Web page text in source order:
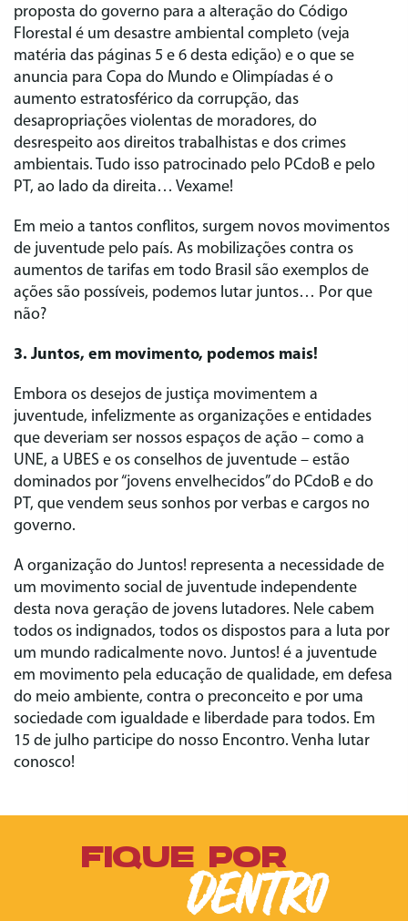
proposta do governo para a alteração do Código
Florestal é um desastre ambiental completo (veja
matéria das páginas 5 e 6 desta edição) e o que se
anuncia para Copa do Mundo e Olimpíadas é o
aumento estratosférico da corrupção, das
desapropriações violentas de moradores, do
desrespeito aos direitos trabalhistas e dos crimes
ambientais. Tudo isso patrocinado pelo PCdoB e pelo
PT, ao lado da direita… Vexame!
Em meio a tantos conflitos, surgem novos movimentos
de juventude pelo país. As mobilizações contra os
aumentos de tarifas em todo Brasil são exemplos de
ações são possíveis, podemos lutar juntos… Por que
não?
3. Juntos, em movimento, podemos mais!
Embora os desejos de justiça movimentem a
juventude, infelizmente as organizações e entidades
que deveriam ser nossos espaços de ação – como a
UNE, a UBES e os conselhos de juventude – estão
dominados por “jovens envelhecidos” do PCdoB e do
PT, que vendem seus sonhos por verbas e cargos no
governo.
A organização do Juntos! representa a necessidade de
um movimento social de juventude independente
desta nova geração de jovens lutadores. Nele cabem
todos os indignados, todos os dispostos para a luta por
um mundo radicalmente novo. Juntos! é a juventude
em movimento pela educação de qualidade, em defesa
do meio ambiente, contra o preconceito e por uma
sociedade com igualdade e liberdade para todos. Em
15 de julho participe do nosso Encontro. Venha lutar
conosco!
FIQUE POR
DENTRO